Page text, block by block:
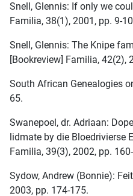
Snell, Glennis: If only we
Familia, 38(1), 2001, pp. 9-
Snell, Glennis: The Knipe
[Bookreview] Familia, 42(2),
South African Genealogies
65.
Swanepoel, dr. Adriaan:
lidmate by die Bloedrivierse
Familia, 39(3), 2002, pp.
Sydow, Andrew (Bonnie):
2003, pp. 174-175.